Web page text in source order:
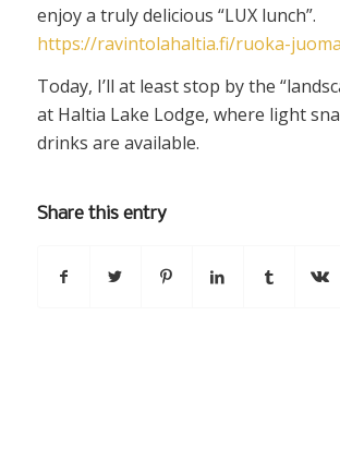
enjoy a truly delicious “LUX lunch”.
https://ravintolahaltia.fi/ruoka-
Today, I’ll at least stop by the
at Haltia Lake Lodge, where light
drinks are available.
Share this entry